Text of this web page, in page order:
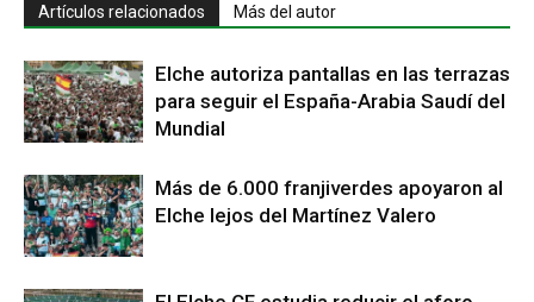
Artículos relacionados Más del autor
Elche autoriza pantallas en las terrazas
para seguir el España-Arabia Saudí del
Mundial
Más de 6.000 franjiverdes apoyaron al
Elche lejos del Martínez Valero